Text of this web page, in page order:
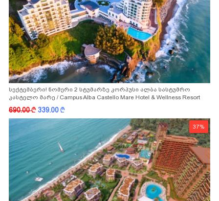
სექტემბერი! ნომერი 2 სტუმარზე კორპუსი ალბა სასტუმრო
კასტელო მარე / Campus Alba Castello Mare Hotel & Wellness Resort
690.00k 339.00k
37%